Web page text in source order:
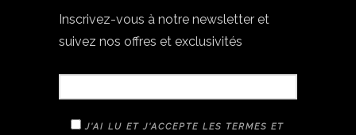
Inscrivez-vous à notre newsletter et
suivez nos offres et exclusivités
J'AI LU ET J'ACCEPTE LES TERMES ET